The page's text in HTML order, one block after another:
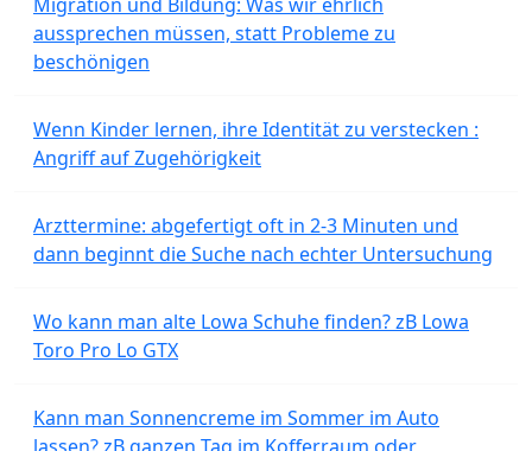
aussprechen müssen, statt Probleme zu
beschönigen
Wenn Kinder lernen, ihre Identität zu verstecken :
Angriff auf Zugehörigkeit
Arzttermine: abgefertigt oft in 2-3 Minuten und
dann beginnt die Suche nach echter Untersuchung
Wo kann man alte Lowa Schuhe finden? zB Lowa
Toro Pro Lo GTX
Kann man Sonnencreme im Sommer im Auto